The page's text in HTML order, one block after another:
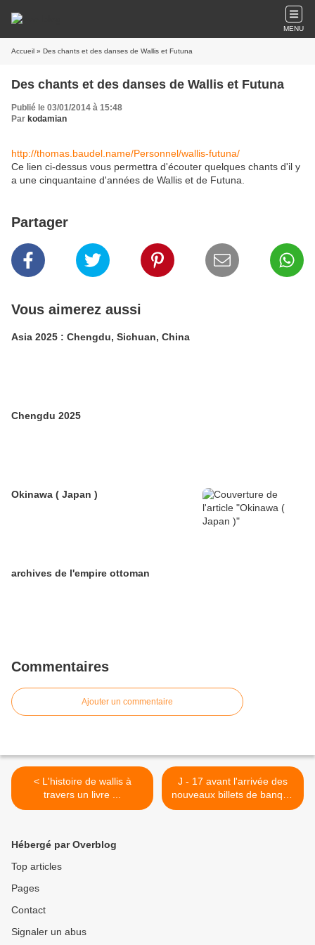
MENU
Accueil » Des chants et des danses de Wallis et Futuna
Des chants et des danses de Wallis et Futuna
Publié le 03/01/2014 à 15:48
Par kodamian
http://thomas.baudel.name/Personnel/wallis-futuna/
Ce lien ci-dessus vous permettra d'écouter quelques chants d'il y
a une cinquantaine d'années de Wallis et de Futuna.
Partager
Vous aimerez aussi
Asia 2025 : Chengdu, Sichuan, China
Chengdu 2025
Okinawa ( Japan )
archives de l'empire ottoman
Commentaires
Ajouter un commentaire
< L'histoire de wallis à
travers un livre ...
J - 17 avant l'arrivée des
nouveaux billets de banque
...! >
Hébergé par Overblog
Top articles
Pages
Contact
Signaler un abus